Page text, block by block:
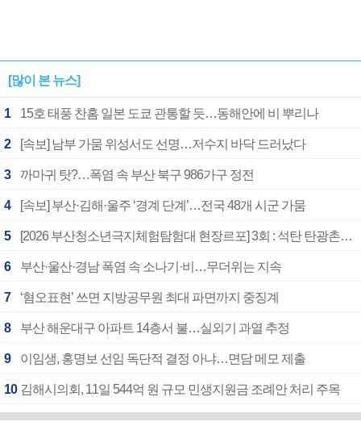
[많이 본 뉴스]
1 15호 태풍 찬홈 일본 도쿄 관통할 듯…동해안에 비 뿌리나
2 [속보] 남부 가뭄 위성서도 선명…저수지 바닥 드러났다
3 까마귀 탓?…폭염 속 부산 북구 986가구 정전
4 [속보] 부산·김해·울주 ‘경계 단계’…전국 48개 시군 가뭄
5 [2026 부산청소년극지체험탐험대 현장르포] 3회 : 석탄 탄광촌에서 북극 연구의 중심지로
6 부산·울산·경남 폭염 속 소나기·비…무더위는 지속
7 ‘혐오표현’ 쓰면 지방공무원 최대 파면까지 중징계
8 부산 해운대구 아파트 14층서 불…실외기 과열 추정
9 이임생, 홍명보 선임 독단적 결정 아냐…면담 메모 제출
10 김해시의회, 11일 544억 원 규모 민생지원금 조례안 처리 주목